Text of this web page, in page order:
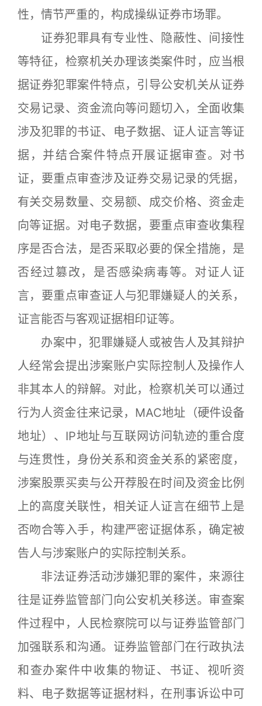
性，情节严重的，构成操纵证券市场罪。
证券犯罪具有专业性、隐蔽性、间接性
等特征，检察机关办理该类案件时，应当根
据证券犯罪案件特点，引导公安机关从证券
交易记录、资金流向等问题切入，全面收集
涉及犯罪的书证、电子数据、证人证言等证
据，并结合案件特点开展证据审查。对书
证，要重点审查涉及证券交易记录的凭据，
有关交易数量、交易额、成交价格、资金走
向等证据。对电子数据，要重点审查收集程
序是否合法，是否采取必要的保全措施，是
否经过篡改，是否感染病毒等。对证人证
言，要重点审查证人与犯罪嫌疑人的关系，
证言能否与客观证据相印证等。
办案中，犯罪嫌疑人或被告人及其辩护
人经常会提出涉案账户实际控制人及操作人
非其本人的辩解。对此，检察机关可以通过
行为人资金往来记录，MAC地址（硬件设备
地址）、IP地址与互联网访问轨迹的重合度
与连贯性，身份关系和资金关系的紧密度，
涉案股票买卖与公开荐股在时间及资金比例
上的高度关联性，相关证人证言在细节上是
否吻合等入手，构建严密证据体系，确定被
告人与涉案账户的实际控制关系。
非法证券活动涉嫌犯罪的案件，来源往
往是证券监管部门向公安机关移送。审查案
件过程中，人民检察院可以与证券监管部门
加强联系和沟通。证券监管部门在行政执法
和查办案件中收集的物证、书证、视听资
料、电子数据等证据材料，在刑事诉讼中可